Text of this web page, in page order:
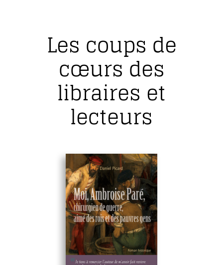
Les coups de
cœurs des
libraires et
lecteurs